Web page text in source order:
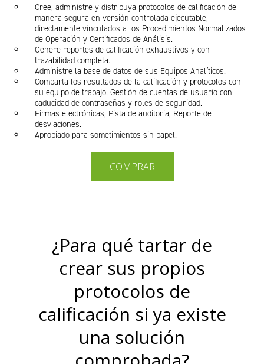
Cree, administre y distribuya protocolos de calificación de
manera segura en versión controlada ejecutable,
directamente vinculados a los Procedimientos Normalizados
de Operación y Certificados de Análisis.
Genere reportes de calificación exhaustivos y con
trazabilidad completa.
Administre la base de datos de sus Equipos Analíticos.
Comparta los resultados de la calificación y protocolos con
su equipo de trabajo. Gestión de cuentas de usuario con
caducidad de contraseñas y roles de seguridad.
Firmas electrónicas, Pista de auditoria, Reporte de
desviaciones.
Apropiado para sometimientos sin papel.
COMPRAR
¿Para qué tartar de
crear sus propios
protocolos de
calificación si ya existe
una solución